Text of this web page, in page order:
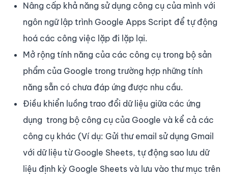
Nâng cấp khả năng sử dụng công cụ của mình với
ngôn ngữ lập trình Google Apps Script để tự động
hoá các công việc lặp đi lặp lại.
Mở rộng tính năng của các công cụ trong bộ sản
phẩm của Google trong trường hợp những tính
năng sẵn có chưa đáp ứng được nhu cầu.
Điều khiển luồng trao đổi dữ liệu giữa các ứng
dụng trong bộ công cụ của Google và kể cả các
công cụ khác (Ví dụ: Gửi thư email sử dụng Gmail
với dữ liệu từ Google Sheets, tự động sao lưu dữ
liệu định kỳ Google Sheets và lưu vào thư mục trên